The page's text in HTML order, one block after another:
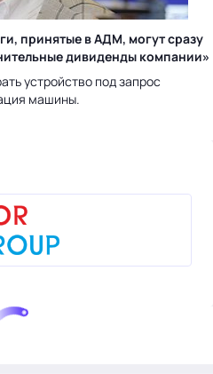
принятые в АДМ, могут сразу
дивиденды компании»
устройство под запрос
машины.